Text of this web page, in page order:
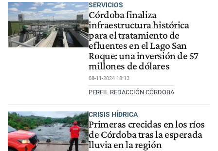
SERVICIOS
Córdoba finaliza
infraestructura histórica
para el tratamiento de
efluentes en el Lago San
Roque: una inversión de 57
millones de dólares
08-11-2024 18:13
PERFIL REDACCIÓN CÓRDOBA
CRISIS HÍDRICA
Primeras crecidas en los ríos
de Córdoba tras la esperada
lluvia en la región